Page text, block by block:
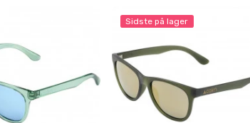
Sidste på lager